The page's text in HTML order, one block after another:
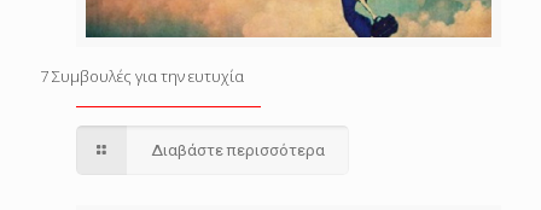
7 Συμβουλές για την ευτυχία
Διαβάστε περισσότερα